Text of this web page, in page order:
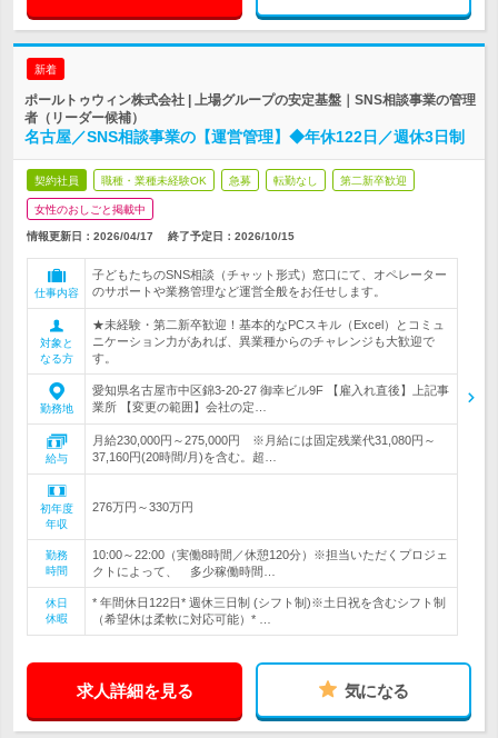
新着
ポールトゥウィン株式会社 | 上場グループの安定基盤｜SNS相談事業の管理
者（リーダー候補）
名古屋／SNS相談事業の【運営管理】◆年休122日／週休3日制
契約社員 職種・業種未経験OK 急募 転勤なし 第二新卒歓迎
女性のおしごと掲載中
情報更新日：2026/04/17 終了予定日： 2026/10/15
仕事内容
子どもたちのSNS相談（チャット形式）窓口にて、オペレーター
のサポートや業務管理など運営全般をお任せします。
対象と
なる方
★未経験・第二新卒歓迎！基本的なPCスキル（Excel）とコミュ
ニケーション力があれば、異業種からのチャレンジも大歓迎で
す。
勤務地
愛知県名古屋市中区錦3-20-27 御幸ビル9F 【雇入れ直後】上記事
業所 【変更の範囲】会社の定…
給与
月給230,000円～275,000円 ※月給には固定残業代31,080円～
37,160円(20時間/月)を含む。超…
初年度
年収
276万円～330万円
勤務
時間
10:00～22:00（実働8時間／休憩120分）※担当いただくプロジェ
クトによって、 多少稼働時間…
休日
休暇
* 年間休日122日* 週休三日制 (シフト制)※土日祝を含むシフト制
（希望休は柔軟に対応可能）* …
求人詳細を見る 気になる